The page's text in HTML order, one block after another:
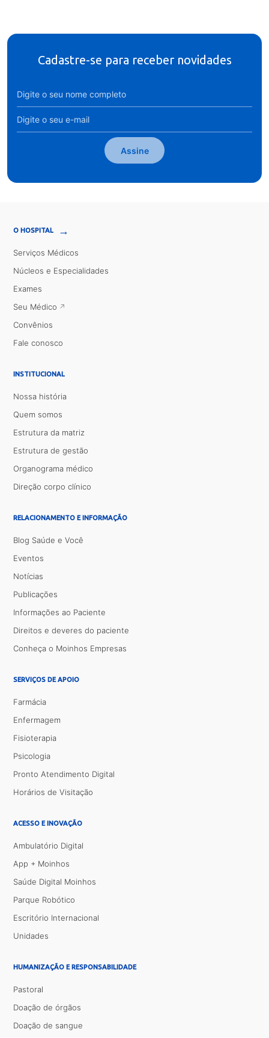
Cadastre-se para receber novidades
Assine
O HOSPITAL →
Serviços Médicos
Núcleos e Especialidades
Exames
Seu Médico
Convênios
Fale conosco
INSTITUCIONAL
Nossa história
Quem somos
Estrutura da matriz
Estrutura de gestão
Organograma médico
Direção corpo clínico
RELACIONAMENTO E INFORMAÇÃO
Blog Saúde e Você
Eventos
Notícias
Publicações
Informações ao Paciente
Direitos e deveres do paciente
Conheça o Moinhos Empresas
SERVIÇOS DE APOIO
Farmácia
Enfermagem
Fisioterapia
Psicologia
Pronto Atendimento Digital
Horários de Visitação
ACESSO E INOVAÇÃO
Ambulatório Digital
App + Moinhos
Saúde Digital Moinhos
Parque Robótico
Escritório Internacional
Unidades
HUMANIZAÇÃO E RESPONSABILIDADE
Pastoral
Doação de órgãos
Doação de sangue